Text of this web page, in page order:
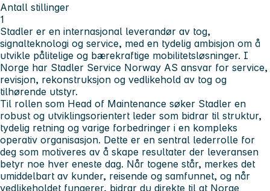
Antall stillinger
1
Stadler er en internasjonal leverandør av tog,
signalteknologi og service, med en tydelig ambisjon om å
utvikle pålitelige og bærekraftige mobilitetsløsninger. I
Norge har Stadler Service Norway AS ansvar for service,
revisjon, rekonstruksjon og vedlikehold av tog og
tilhørende utstyr.
Til rollen som Head of Maintenance søker Stadler en
robust og utviklingsorientert leder som bidrar til struktur,
tydelig retning og varige forbedringer i en kompleks
operativ organisasjon. Dette er en sentral lederrolle for
deg som motiveres av å skape resultater der leveransen
betyr noe hver eneste dag. Når togene står, merkes det
umiddelbart av kunder, reisende og samfunnet, og når
vedlikeholdet fungerer, bidrar du direkte til at Norge